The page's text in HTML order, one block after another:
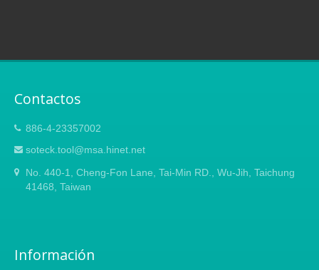
Contactos
886-4-23357002
soteck.tool@msa.hinet.net
No. 440-1, Cheng-Fon Lane, Tai-Min RD., Wu-Jih, Taichung
41468, Taiwan
Información